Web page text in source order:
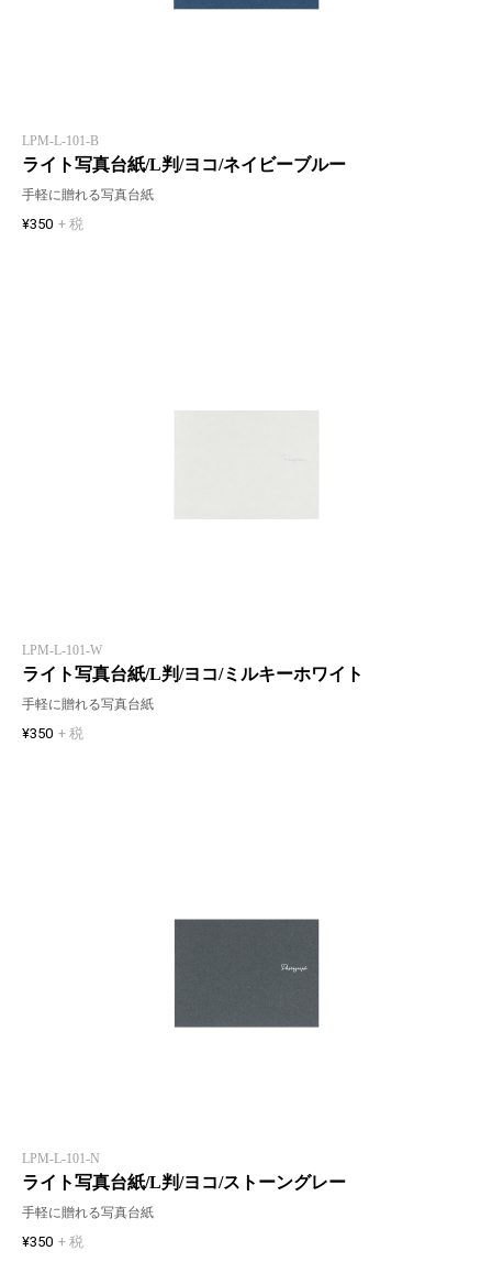
LPM-L-101-B
ライト写真台紙/L判/ヨコ/ネイビーブルー
手軽に贈れる写真台紙
¥350 + 税
LPM-L-101-W
ライト写真台紙/L判/ヨコ/ミルキーホワイト
手軽に贈れる写真台紙
¥350 + 税
LPM-L-101-N
ライト写真台紙/L判/ヨコ/ストーングレー
手軽に贈れる写真台紙
¥350 + 税